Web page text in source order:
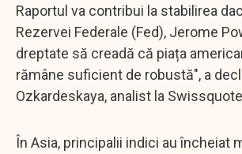
Raportul va contribui la stabilirea
Rezervei Federale (Fed), Jerome
dreptate să creadă că piața
rămâne suficient de robustă", a
Ozkardeskaya, analist la
În Asia, principalii indici au încheiat